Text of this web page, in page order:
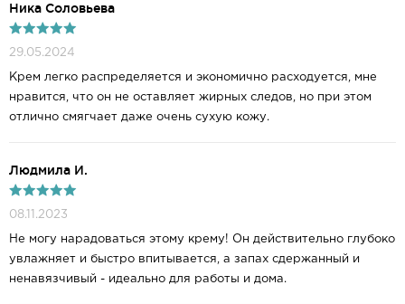
Ника Соловьева
29.05.2024
Крем легко распределяется и экономично расходуется, мне
нравится, что он не оставляет жирных следов, но при этом
отлично смягчает даже очень сухую кожу.
Людмила И.
08.11.2023
Не могу нарадоваться этому крему! Он действительно глубоко
увлажняет и быстро впитывается, а запах сдержанный и
ненавязчивый - идеально для работы и дома.